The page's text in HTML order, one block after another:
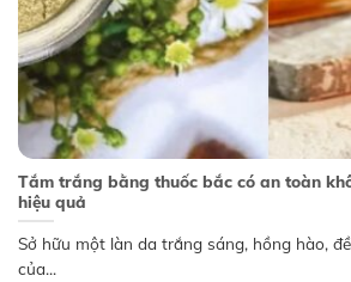
Tắm trắng bằng thuốc bắc có an toàn
hiệu quả
Sở hữu một làn da trắng sáng, hồng hào,
của...